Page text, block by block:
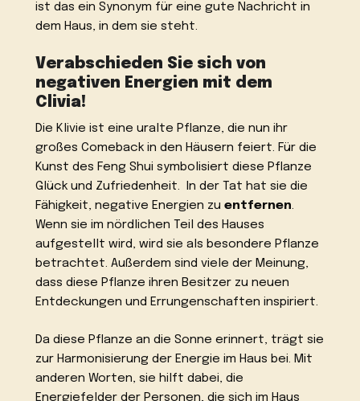
ist das ein Synonym für eine gute Nachricht in
dem Haus, in dem sie steht.
Verabschieden Sie sich von
negativen Energien mit dem
Clivia!
Die Klivie ist eine uralte Pflanze, die nun ihr
großes Comeback in den Häusern feiert. Für die
Kunst des Feng Shui symbolisiert diese Pflanze
Glück und Zufriedenheit. In der Tat hat sie die
Fähigkeit, negative Energien zuentfernen.
Wenn sie im nördlichen Teil des Hauses
aufgestellt wird, wird sie als besondere Pflanze
betrachtet. Außerdem sind viele der Meinung,
dass diese Pflanze ihren Besitzer zu neuen
Entdeckungen und Errungenschaften inspiriert.
Da diese Pflanze an die Sonne erinnert, trägt sie
zur Harmonisierung der Energie im Haus bei. Mit
anderen Worten, sie hilft dabei, die
Energiefelder der Personen, die sich im Haus